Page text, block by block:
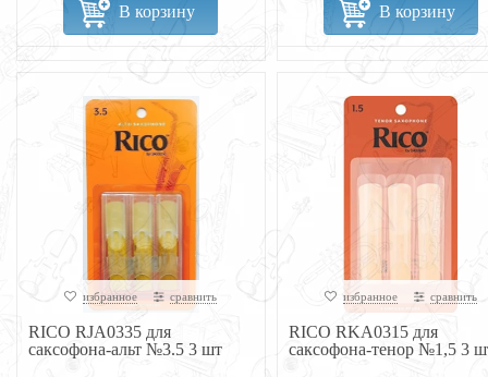
В корзину В корзину
избранное сравнить
RICO RJA0335 для
саксофона-альт №3.5 3 шт
избранное сравнить
RICO RKA0315 для
саксофона-тенор №1,5 3